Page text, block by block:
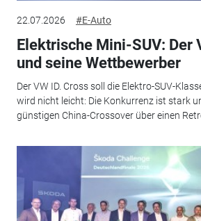
22.07.2026 #E-Auto
Elektrische Mini-SUV: Der
und seine Wettbewerber
Der VW ID. Cross soll die Elektro-SUV-
wird nicht leicht: Die Konkurrenz ist stark
günstigen China-Crossover über einen